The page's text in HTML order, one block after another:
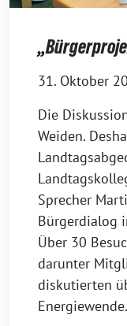
31. Oktober
Die
Weiden.
Sprecher
Bürgerdialog
Über 30
darunter
diskutierten
Energiewende.